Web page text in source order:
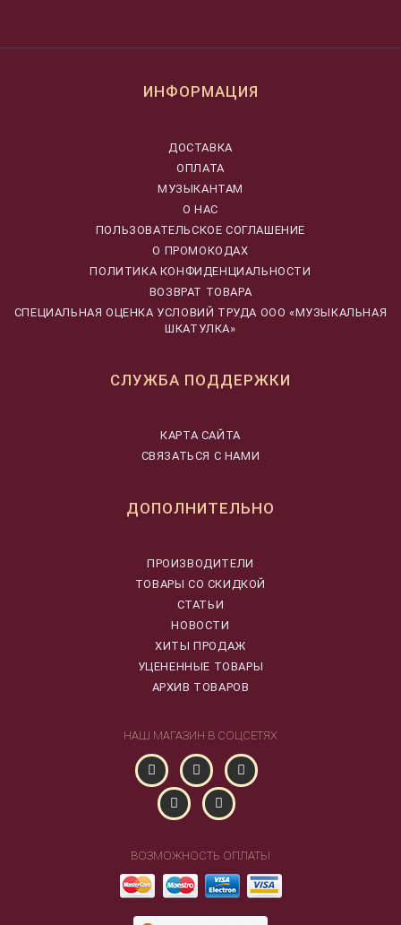
ИНФОРМАЦИЯ
ДОСТАВКА
ОПЛАТА
МУЗЫКАНТАМ
О НАС
ПОЛЬЗОВАТЕЛЬСКОЕ СОГЛАШЕНИЕ
О ПРОМОКОДАХ
ПОЛИТИКА КОНФИДЕНЦИАЛЬНОСТИ
ВОЗВРАТ ТОВАРА
CПЕЦИАЛЬНАЯ ОЦЕНКА УСЛОВИЙ ТРУДА ООО «МУЗЫКАЛЬНАЯ
ШКАТУЛКА»
СЛУЖБА ПОДДЕРЖКИ
КАРТА САЙТА
СВЯЗАТЬСЯ С НАМИ
ДОПОЛНИТЕЛЬНО
ПРОИЗВОДИТЕЛИ
ТОВАРЫ СО СКИДКОЙ
СТАТЬИ
НОВОСТИ
ХИТЫ ПРОДАЖ
УЦЕНЕННЫЕ ТОВАРЫ
АРХИВ ТОВАРОВ
НАШ МАГАЗИН В СОЦСЕТЯХ
ВОЗМОЖНОСТЬ ОПЛАТЫ